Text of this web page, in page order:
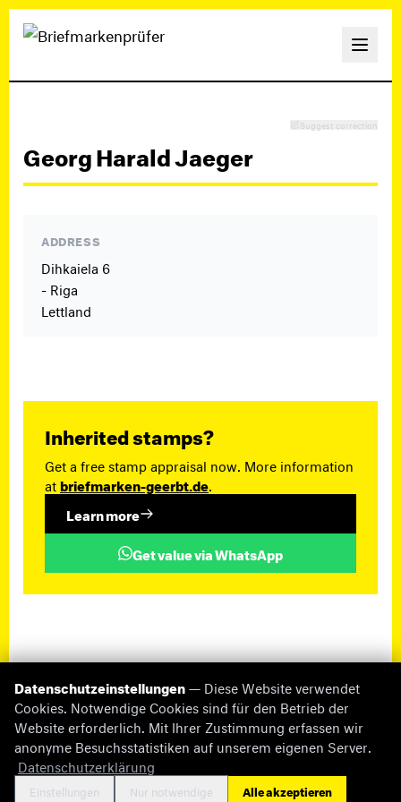
Suggest correction
Georg Harald Jaeger
ADDRESS
Dihkaiela 6
- Riga
Lettland
Inherited stamps?
Get a free stamp appraisal now. More information
atbriefmarken-geerbt.de
Learn more
Get value via WhatsApp
© 2026 briefmarken-pruefer.de
Missing InformationImpressumDatenschutz
Cookie-EinstellungenKontakt
Datenschutzeinstellungen— Diese Website verwendet
Cookies. Notwendige Cookies sind für den Betrieb der
Website erforderlich. Mit Ihrer Zustimmung erfassen wir
anonyme Besuchsstatistiken auf unserem eigenen Server.
Datenschutzerklärung
Einstellungen Nur notwendige Alle akzeptieren